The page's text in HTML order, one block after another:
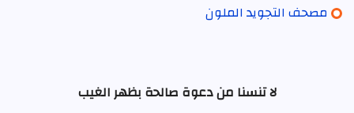
مصحف التجويد الملون
لا تنسنا من دعوة صالحة بظهر الغيب